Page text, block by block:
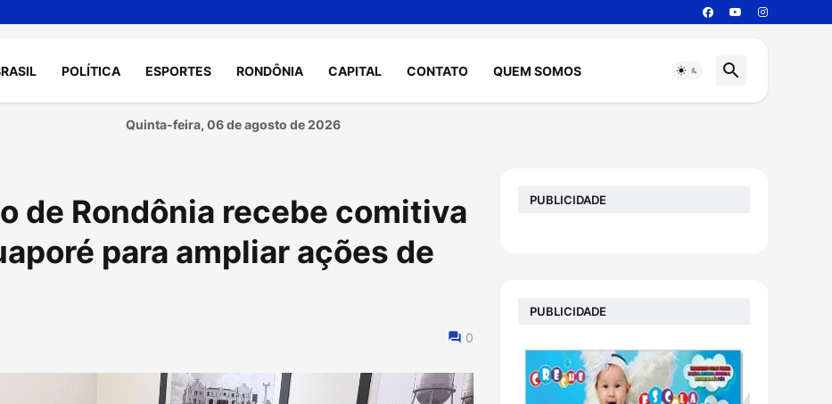
POLÍTICA ESPORTES RONDÔNIA CAPITAL CONTATO QUEM SOMOS
Quinta-feira, 06 de agosto de 2026
de Rondônia recebe comitiva
para ampliar ações de
0
PUBLICIDADE
PUBLICIDADE